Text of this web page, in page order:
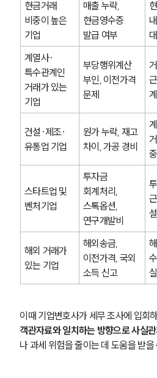
현금거래
비중이 높은
기업
매출 누락,
현금영수증
발급 여부
계열사·
특수관계인
거래가 있는
기업
부당행위계산
부인, 이전가격
문제
건설·제조·
유통업 기업
원가 누락, 재고
차이, 가공 경비
스타트업 및
벤처기업
투자금
회계처리,
스톡옵션,
연구개발비
해외 거래가
있는 기업
해외송금,
이전가격, 국외
소득 신고
이때 기업변호사가 세무 조사에 입회
객관자료와 일치하는 방향으로 사실
나 과세 위험을 줄이는 데 도움을 받을